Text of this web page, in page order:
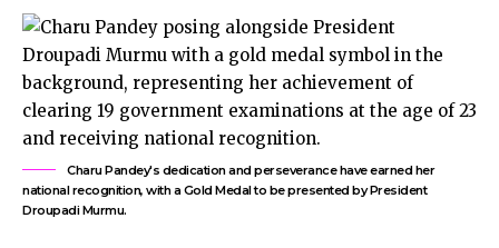
Charu Pandey's dedication and perseverance have earned her
national recognition, with a Gold Medal to be presented by President
Droupadi Murmu.